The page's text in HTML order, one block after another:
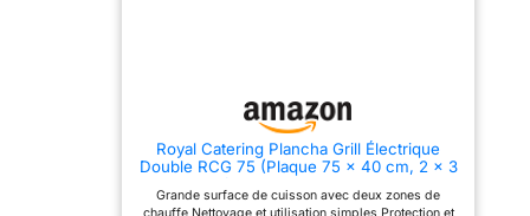
Royal Catering Plancha Grill Électrique
Double RCG 75 (Plaque 75 x 40 cm, 2 x 3
de Chauffe Indépendantes, Pare-
Grande surface de cuisson avec deux zones de